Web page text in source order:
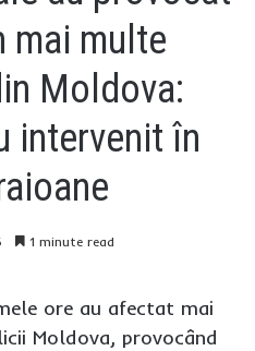
mai multe
Moldova:
intervenit în
1 minute read
ore au afectat mai
Moldova, provocând